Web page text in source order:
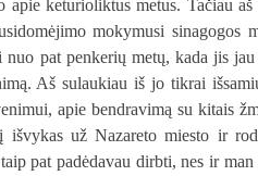
apie keturioliktus metus. Tačiau
mokymusi sinagogos
pat penkerių metų, kada jis
Aš sulaukiau iš jo tikrai
apie bendravimą su kitais
išvykas už Nazareto miesto ir
pat padėdavau dirbti, nes ir man